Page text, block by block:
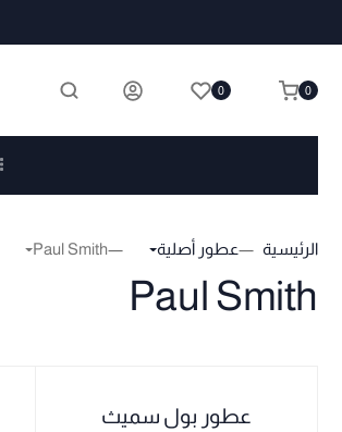
0 0
الرئيسية عطور أصلية Paul Smith
Paul Smith
عطور بول سميث